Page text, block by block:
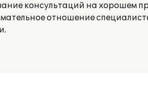
консультаций на хорошем
отношение